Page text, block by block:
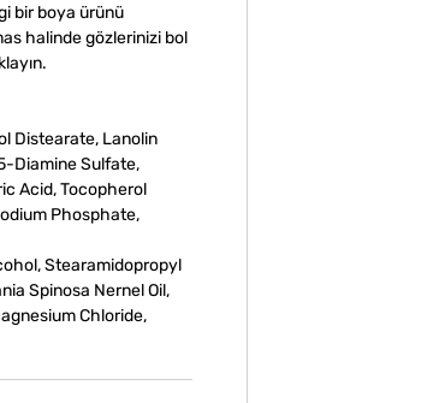
bir boya ürünü
halinde gözlerinizi bol
Distearate, Lanolin
Diamine Sulfate,
Acid, Tocopherol
Phosphate,
Stearamidopropyl
Spinosa Nernel Oil,
Chloride,